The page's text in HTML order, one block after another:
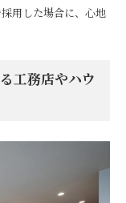
用した場合に、心地
工務店やハウ